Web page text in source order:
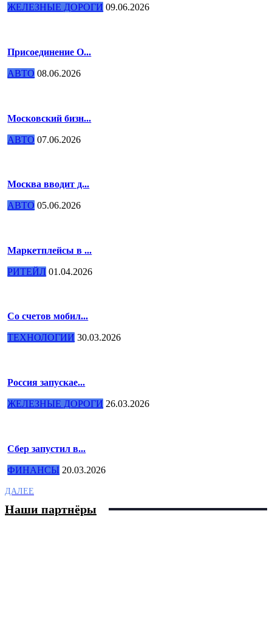
ЖЕЛЕЗНЫЕ ДОРОГИ 09.06.2026
Присоединение О...
АВТО 08.06.2026
Московский бизн...
АВТО 07.06.2026
Москва вводит д...
АВТО 05.06.2026
Маркетплейсы в ...
РИТЕЙЛ 01.04.2026
Со счетов мобил...
ТЕХНОЛОГИИ 30.03.2026
Россия запускае...
ЖЕЛЕЗНЫЕ ДОРОГИ 26.03.2026
Сбер запустил в...
ФИНАНСЫ 20.03.2026
ДАЛЕЕ
Наши партнёры